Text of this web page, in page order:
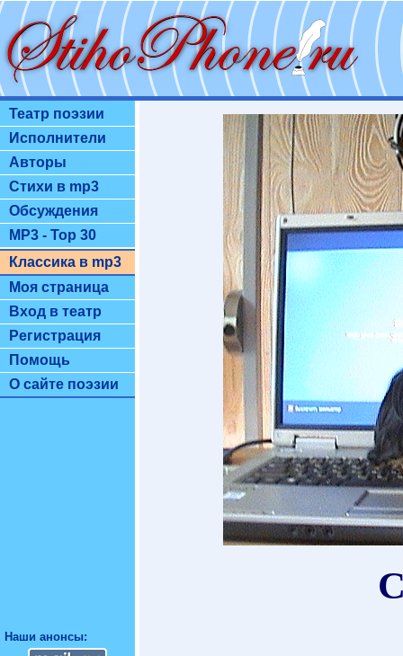
Театр поэзии
Исполнители
Авторы
Стихи в mp3
Обсуждения
MP3 - Top 30
Классика в mp3
Моя страница
Вход в театр
Регистрация
Помощь
О сайте поэзии
Наши анонсы: